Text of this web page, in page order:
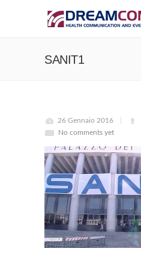
SANIT1
26 Gennaio 2016
No comments yet